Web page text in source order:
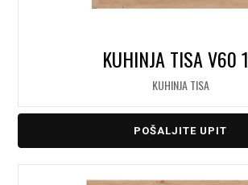
KUHINJA TISA V60
KUHINJA TISA
POŠALJITE UPIT